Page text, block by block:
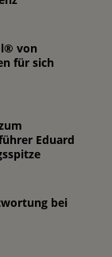
von
für sich
Eduard
bei